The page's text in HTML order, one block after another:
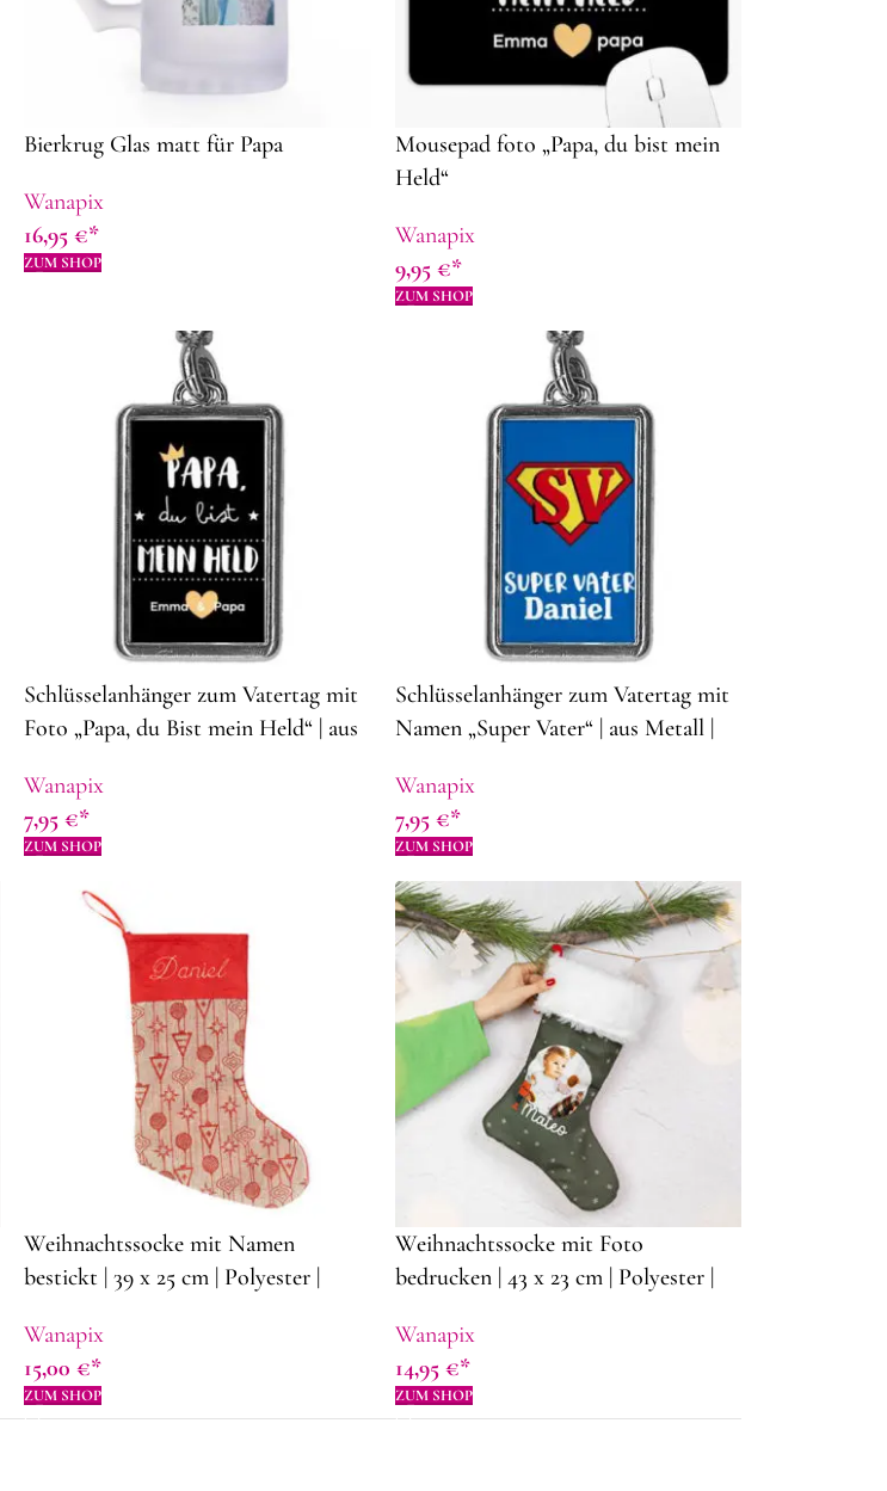
Bierkrug Glas matt für Papa
Wanapix
16,95 €
ZUM SHOP
Mousepad foto „Papa, du bist mein
Held“
Wanapix
9,95 €
ZUM SHOP
Schlüsselanhänger zum Vatertag mit
Foto „Papa, du Bist mein Held“ | aus
zum Vatertag
Wanapix
7,95 €
ZUM SHOP
Schlüsselanhänger zum Vatertag mit
Namen „Super Vater“ | aus Metall |
Geschenkidee zum Vatertag
Wanapix
7,95 €
ZUM SHOP
Weihnachtssocke mit Namen
bestickt | 39 x 25 cm | Polyester |
Wanapix
15,00 €
ZUM SHOP
Weihnachtssocke mit Foto
bedrucken | 43 x 23 cm | Polyester |
Wanapix
14,95 €
ZUM SHOP